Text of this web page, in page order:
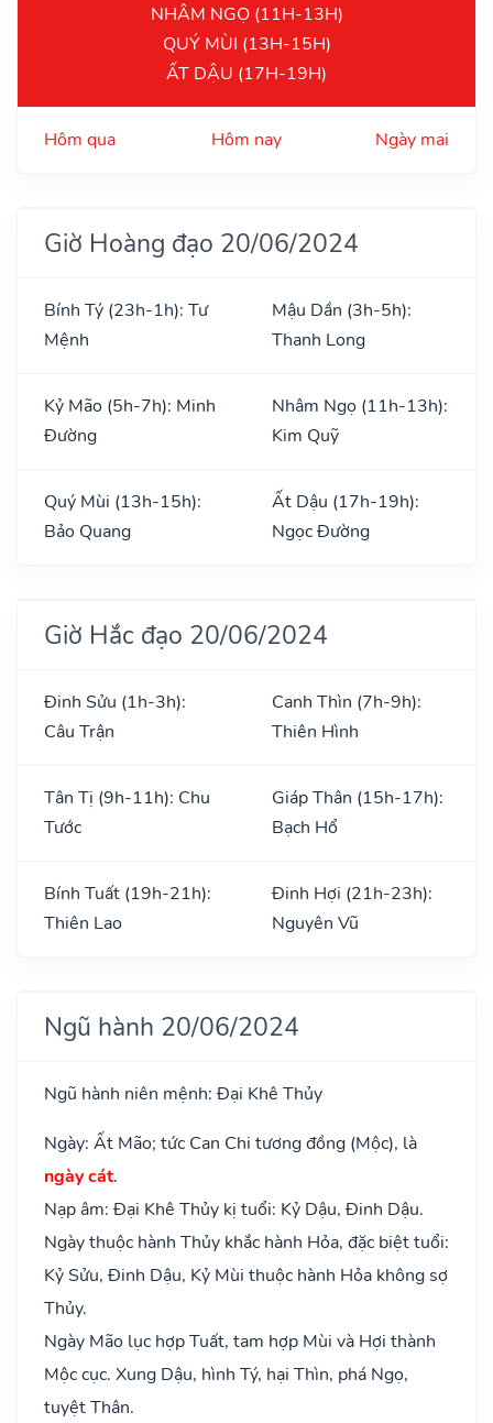
NHÂM NGỌ (11H-13H)
QUÝ MÙI (13H-15H)
ẤT DẬU (17H-19H)
Hôm qua Hôm nay Ngày mai
Giờ Hoàng đạo 20/06/2024
Bính Tý (23h-1h): Tư
Mệnh
Mậu Dần (3h-5h):
Thanh Long
Kỷ Mão (5h-7h): Minh
Đường
Nhâm Ngọ (11h-13h):
Kim Quỹ
Quý Mùi (13h-15h):
Bảo Quang
Ất Dậu (17h-19h):
Ngọc Đường
Giờ Hắc đạo 20/06/2024
Đinh Sửu (1h-3h):
Câu Trận
Canh Thìn (7h-9h):
Thiên Hình
Tân Tị (9h-11h): Chu
Tước
Giáp Thân (15h-17h):
Bạch Hổ
Bính Tuất (19h-21h):
Thiên Lao
Đinh Hợi (21h-23h):
Nguyên Vũ
Ngũ hành 20/06/2024
Ngũ hành niên mệnh: Đại Khê Thủy
Ngày: Ất Mão; tức Can Chi tương đồng (Mộc), là
ngày cát.
Nạp âm: Đại Khê Thủy kị tuổi: Kỷ Dậu, Đinh Dậu.
Ngày thuộc hành Thủy khắc hành Hỏa, đặc biệt tuổi:
Kỷ Sửu, Đinh Dậu, Kỷ Mùi thuộc hành Hỏa không sợ
Thủy.
Ngày Mão lục hợp Tuất, tam hợp Mùi và Hợi thành
Mộc cục. Xung Dậu, hình Tý, hại Thìn, phá Ngọ,
tuyệt Thân.